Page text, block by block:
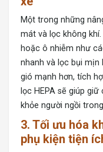
Một trong những
mát và lọc không
hoặc ô nhiễm như
nhanh và lọc bụi mịn
gió mạnh hơn, tích
lọc HEPA sẽ giúp
khỏe người ngồi
3. Tối ưu hóa
phụ kiện tiện